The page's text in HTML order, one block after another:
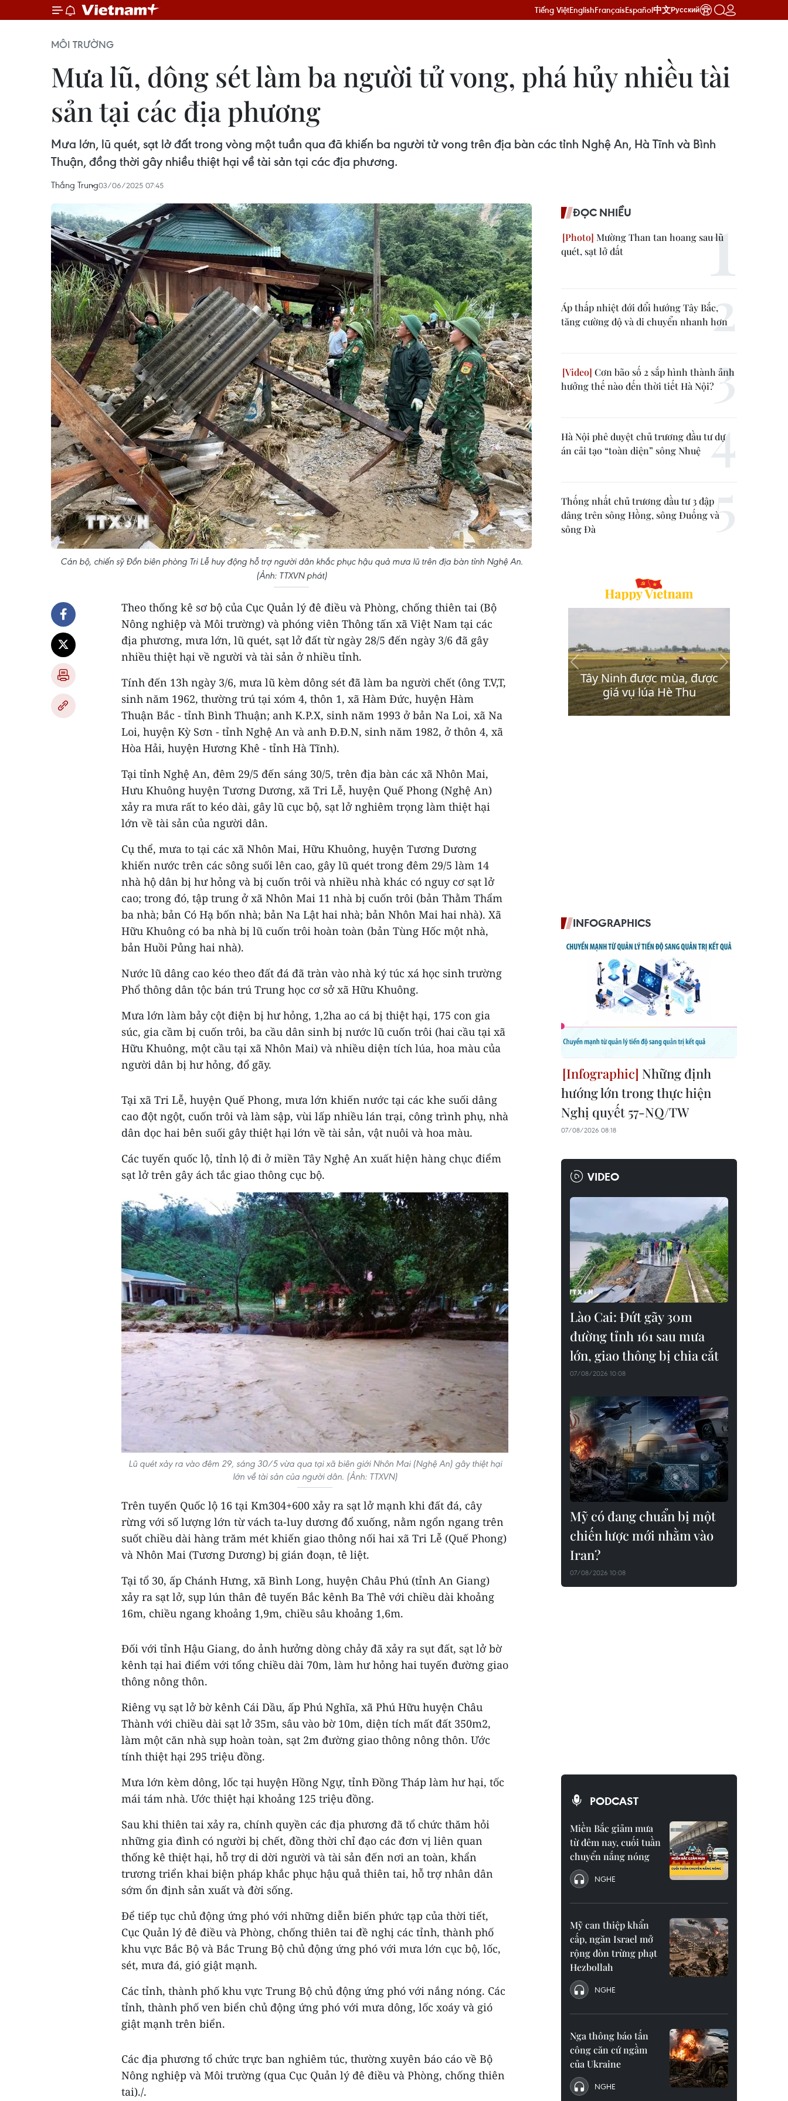
Tiếng ViệtEnglishFrançaisEspañol中文Русский
MÔI TRƯỜNG
Mưa lũ, dông sét làm ba người tử vong, phá hủy nhiều tài
sản tại các địa phương
Mưa lớn, lũ quét, sạt lở đất trong vòng một tuần qua đã khiến ba người tử vong trên địa bàn các tỉnh Nghệ An, Hà Tĩnh và Bình
Thuận, đồng thời gây nhiều thiệt hại về tài sản tại các địa phương.
Thắng Trung03/06/2025 07:45
Cán bộ, chiến sỹ Đồn biên phòng Tri Lễ huy động hỗ trợ người dân khắc phục hậu quả mưa lũ trên địa bàn tỉnh Nghệ An.
(Ảnh: TTXVN phát)
Theo thống kê sơ bộ của Cục Quản lý đê điều và Phòng, chống thiên tai (Bộ
Nông nghiệp và Môi trường) và phóng viên Thông tấn xã Việt Nam tại các
địa phương, mưa lớn, lũ quét, sạt lở đất từ ngày 28/5 đến ngày 3/6 đã gây
nhiều thiệt hại về người và tài sản ở nhiều tỉnh.
Tính đến 13h ngày 3/6, mưa lũ kèm dông sét đã làm ba người chết (ông T.V,T,
sinh năm 1962, thường trú tại xóm 4, thôn 1, xã Hàm Đức, huyện Hàm
Thuận Bắc - tỉnh Bình Thuận; anh K.P.X, sinh năm 1993 ở bản Na Loi, xã Na
Loi, huyện Kỳ Sơn - tỉnh Nghệ An và anh Đ.Đ.N, sinh năm 1982, ở thôn 4, xã
Hòa Hải, huyện Hương Khê - tỉnh Hà Tĩnh).
Tại tỉnh Nghệ An, đêm 29/5 đến sáng 30/5, trên địa bàn các xã Nhôn Mai,
Hưu Khuông huyện Tương Dương, xã Tri Lễ, huyện Quế Phong (Nghệ An)
xảy ra mưa rất to kéo dài, gây lũ cục bộ, sạt lở nghiêm trọng làm thiệt hại
lớn về tài sản của người dân.
Cụ thể, mưa to tại các xã Nhôn Mai, Hữu Khuông, huyện Tương Dương
khiến nước trên các sông suối lên cao, gây lũ quét trong đêm 29/5 làm 14
nhà hộ dân bị hư hỏng và bị cuốn trôi và nhiều nhà khác có nguy cơ sạt lở
cao; trong đó, tập trung ở xã Nhôn Mai 11 nhà bị cuốn trôi (bản Thằm Thẩm
ba nhà; bản Có Hạ bốn nhà; bản Na Lật hai nhà; bản Nhôn Mai hai nhà). Xã
Hữu Khuông có ba nhà bị lũ cuốn trôi hoàn toàn (bản Tùng Hốc một nhà,
bản Huồi Pủng hai nhà).
Nước lũ dâng cao kéo theo đất đá đã tràn vào nhà ký túc xá học sinh trường
Phổ thông dân tộc bán trú Trung học cơ sở xã Hữu Khuông.
Mưa lớn làm bảy cột điện bị hư hỏng, 1,2ha ao cá bị thiệt hại, 175 con gia
súc, gia cầm bị cuốn trôi, ba cầu dân sinh bị nước lũ cuốn trôi (hai cầu tại xã
Hữu Khuông, một cầu tại xã Nhôn Mai) và nhiều diện tích lúa, hoa màu của
người dân bị hư hỏng, đổ gãy.
Tại xã Tri Lễ, huyện Quế Phong, mưa lớn khiến nước tại các khe suối dâng
cao đột ngột, cuốn trôi và làm sập, vùi lấp nhiều lán trại, công trình phụ, nhà
dân dọc hai bên suối gây thiệt hại lớn về tài sản, vật nuôi và hoa màu.
Các tuyến quốc lộ, tỉnh lộ đi ở miền Tây Nghệ An xuất hiện hàng chục điểm
sạt lở trên gây ách tắc giao thông cục bộ.
Lũ quét xảy ra vào đêm 29, sáng 30/5 vừa qua tại xã biên giới Nhôn Mai (Nghệ An) gây thiệt hại
lớn về tài sản của người dân. (Ảnh: TTXVN)
Trên tuyến Quốc lộ 16 tại Km304+600 xảy ra sạt lở mạnh khi đất đá, cây
rừng với số lượng lớn từ vách ta-luy dương đổ xuống, nằm ngổn ngang trên
suốt chiều dài hàng trăm mét khiến giao thông nối hai xã Tri Lễ (Quế Phong)
và Nhôn Mai (Tương Dương) bị gián đoạn, tê liệt.
Tại tổ 30, ấp Chánh Hưng, xã Bình Long, huyện Châu Phú (tỉnh An Giang)
xảy ra sạt lở, sụp lún thân đê tuyến Bắc kênh Ba Thê với chiều dài khoảng
16m, chiều ngang khoảng 1,9m, chiều sâu khoảng 1,6m.
Đối với tỉnh Hậu Giang, do ảnh hưởng dòng chảy đã xảy ra sụt đất, sạt lở bờ
kênh tại hai điểm với tổng chiều dài 70m, làm hư hỏng hai tuyến đường giao
thông nông thôn.
Riêng vụ sạt lở bờ kênh Cái Dầu, ấp Phú Nghĩa, xã Phú Hữu huyện Châu
Thành với chiều dài sạt lở 35m, sâu vào bờ 10m, diện tích mất đất 350m2,
làm một căn nhà sụp hoàn toàn, sạt 2m đường giao thông nông thôn. Ước
tính thiệt hại 295 triệu đồng.
Mưa lớn kèm dông, lốc tại huyện Hồng Ngự, tỉnh Đồng Tháp làm hư hại, tốc
mái tám nhà. Ước thiệt hại khoảng 125 triệu đồng.
Sau khi thiên tai xảy ra, chính quyền các địa phương đã tổ chức thăm hỏi
những gia đình có người bị chết, đồng thời chỉ đạo các đơn vị liên quan
thống kê thiệt hại, hỗ trợ di dời người và tài sản đến nơi an toàn, khẩn
trương triển khai biện pháp khắc phục hậu quả thiên tai, hỗ trợ nhân dân
sớm ổn định sản xuất và đời sống.
Để tiếp tục chủ động ứng phó với những diễn biến phức tạp của thời tiết,
Cục Quản lý đê điều và Phòng, chống thiên tai đề nghị các tỉnh, thành phố
khu vực Bắc Bộ và Bắc Trung Bộ chủ động ứng phó với mưa lớn cục bộ, lốc,
sét, mưa đá, gió giật mạnh.
Các tỉnh, thành phố khu vực Trung Bộ chủ động ứng phó với nắng nóng. Các
tỉnh, thành phố ven biển chủ động ứng phó với mưa dông, lốc xoáy và gió
giật mạnh trên biển.
Các địa phương tổ chức trực ban nghiêm túc, thường xuyên báo cáo về Bộ
Nông nghiệp và Môi trường (qua Cục Quản lý đê điều và Phòng, chống thiên
tai)./.
ĐỌC NHIỀU
Mường Than tan hoang sau lũ
quét, sạt lở đất
Áp thấp nhiệt đới đổi hướng Tây Bắc,
tăng cường độ và di chuyển nhanh hơn
Cơn bão số 2 sắp hình thành ảnh
hưởng thế nào đến thời tiết Hà Nội?
Hà Nội phê duyệt chủ trương đầu tư dự
án cải tạo “toàn diện” sông Nhuệ
Thống nhất chủ trương đầu tư 3 đập
dâng trên sông Hồng, sông Đuống và
sông Đà
INFOGRAPHICS
Những định
hướng lớn trong thực hiện
Nghị quyết 57-NQ/TW
07/08/2026 08:18
VIDEO
Lào Cai: Đứt gãy 30m
đường tỉnh 161 sau mưa
lớn, giao thông bị chia cắt
07/08/2026 10:08
Mỹ có đang chuẩn bị một
chiến lược mới nhằm vào
Iran?
07/08/2026 10:08
PODCAST
Miền Bắc giảm mưa
từ đêm nay, cuối tuần
chuyển nắng nóng
NGHE
Mỹ can thiệp khẩn
cấp, ngăn Israel mở
rộng đòn trừng phạt
Hezbollah
NGHE
Nga thông báo tấn
công căn cứ ngầm
của Ukraine
NGHE